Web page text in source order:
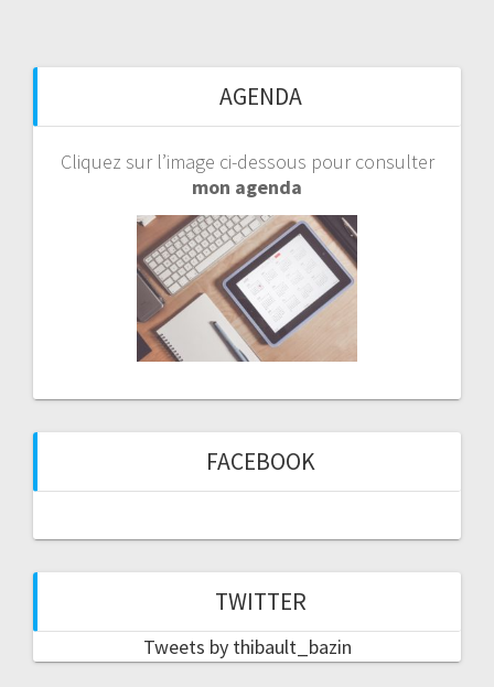
AGENDA
Cliquez sur l’image ci-dessous pour consulter
mon agenda
FACEBOOK
TWITTER
Tweets by thibault_bazin